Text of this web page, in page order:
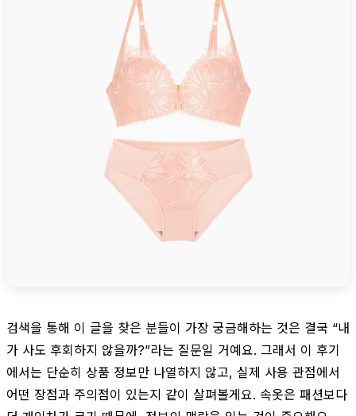
검색을 통해 이 글을 찾은 분들이 가장 궁금해하는 것은 결국 “내
가 사도 후회하지 않을까?”라는 질문일 거예요. 그래서 이 후기
에서는 단순히 상품 정보만 나열하지 않고, 실제 사용 관점에서
어떤 장점과 주의점이 있는지 같이 살펴볼게요. 속옷은 패션보다